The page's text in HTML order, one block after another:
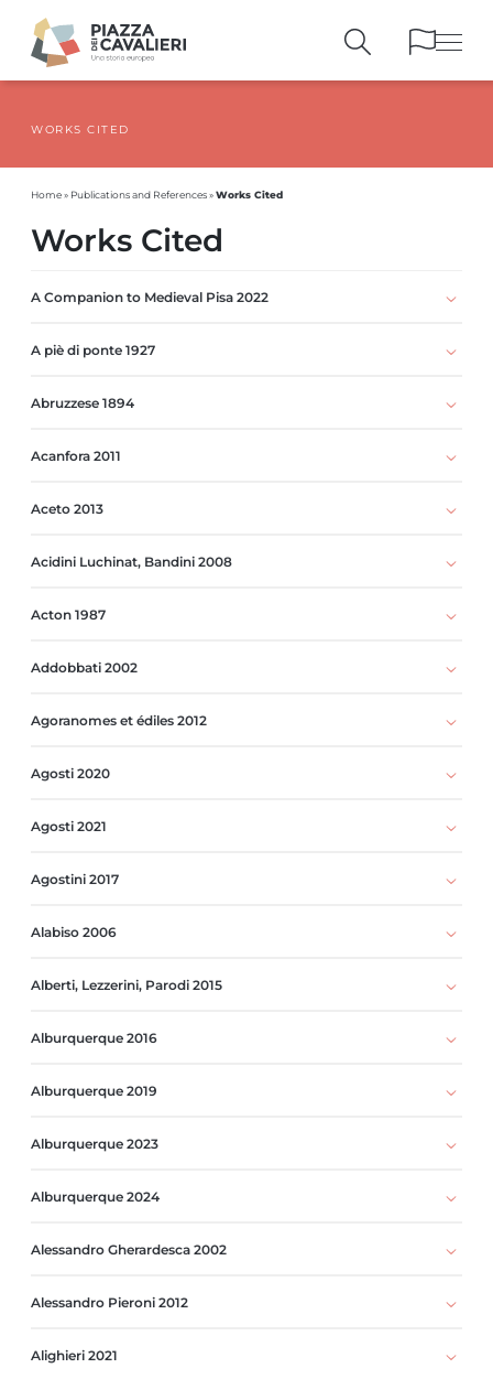
PUBLICATIONSAND REFERENCES
WORKS CITED
Home» Publications and References»Works Cited
Works Cited
A Companion to Medieval Pisa 2022
A piè di ponte 1927
Abruzzese 1894
Acanfora 2011
Aceto 2013
Acidini Luchinat, Bandini 2008
Acton 1987
Addobbati 2002
Agoranomes et édiles 2012
Agosti 2020
Agosti 2021
Agostini 2017
Alabiso 2006
Alberti, Lezzerini, Parodi 2015
Alburquerque 2016
Alburquerque 2019
Alburquerque 2023
Alburquerque 2024
Alessandro Gherardesca 2002
Alessandro Pieroni 2012
Alighieri 2021